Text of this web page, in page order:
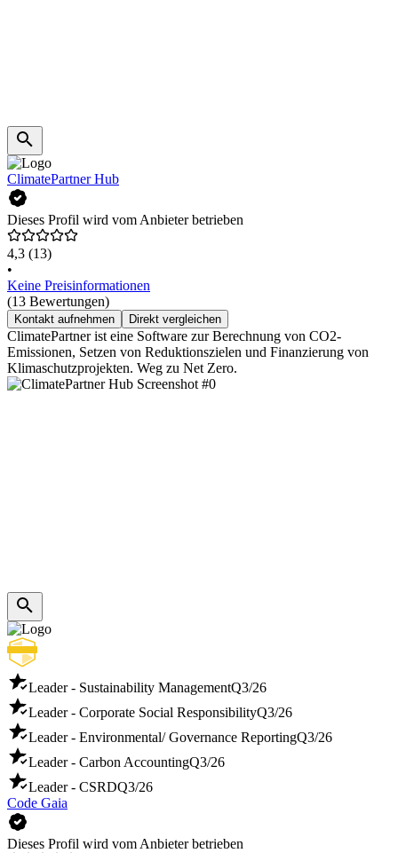
ClimatePartner Hub
Dieses Profil wird vom Anbieter betrieben
4,3 (13)
•
Keine Preisinformationen
(13 Bewertungen)
Kontakt aufnehmen Direkt vergleichen
ClimatePartner ist eine Software zur Berechnung von CO2-
Emissionen, Setzen von Reduktionszielen und Finanzierung von
Klimaschutzprojekten. Weg zu Net Zero.
Leader - Sustainability ManagementQ3/26
Leader - Corporate Social ResponsibilityQ3/26
Leader - Environmental/ Governance ReportingQ3/26
Leader - Carbon AccountingQ3/26
Leader - CSRDQ3/26
Code Gaia
Dieses Profil wird vom Anbieter betrieben